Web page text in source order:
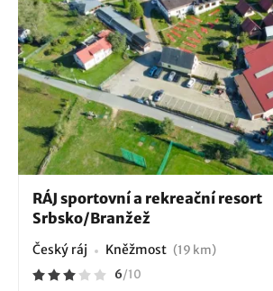
RÁJ sportovní a rekreační resort
Srbsko/Branžež
Český ráj Kněžmost (19 km)
6/10